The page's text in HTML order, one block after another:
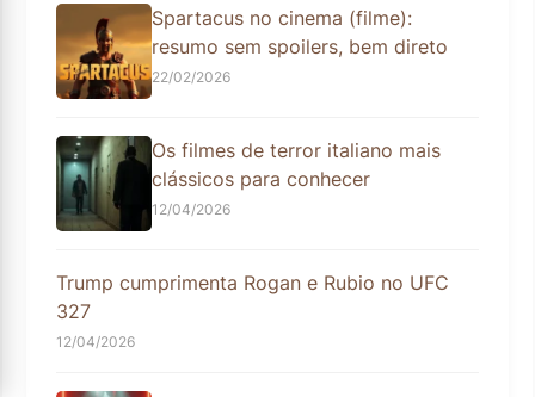
Spartacus no cinema (filme):
resumo sem spoilers, bem direto
22/02/2026
Os filmes de terror italiano mais
clássicos para conhecer
12/04/2026
Trump cumprimenta Rogan e Rubio no UFC
327
12/04/2026